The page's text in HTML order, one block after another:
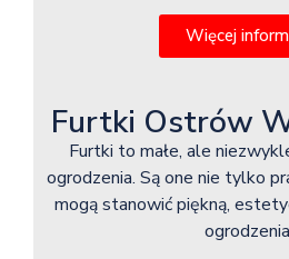
Więcej
Furtki Ostrów
Furtki to małe, ale
ogrodzenia. Są one nie tylko
mogą stanowić piękną,